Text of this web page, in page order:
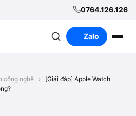
0764.126.126
Zalo
công nghệ ›
[Giải đáp] Apple Watch